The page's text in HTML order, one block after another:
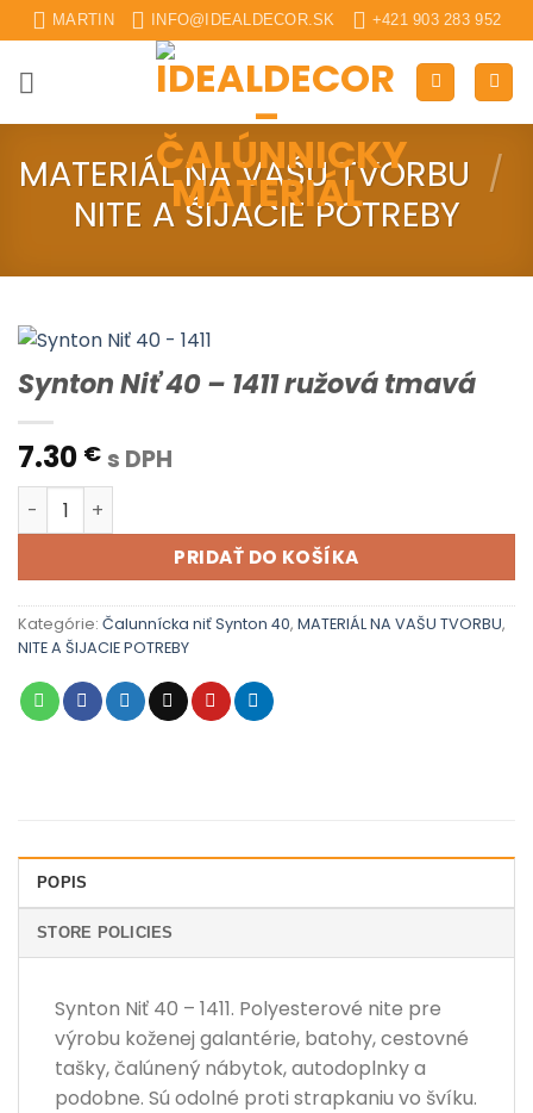
Skip
to
content
MARTIN INFO@IDEALDECOR.SK +421 903 283 952
MATERIÁL NA VAŠU TVORBU /
NITE A ŠIJACIE POTREBY
Synton Niť 40 – 1411 ružová tmavá
7.30 € s DPH
množstvo Synton Niť 40 - 1411 ružová tmavá
PRIDAŤ DO KOŠÍKA
Kategórie: Čalunnícka niť Synton 40, MATERIÁL NA VAŠU TVORBU,
NITE A ŠIJACIE POTREBY
POPIS
STORE POLICIES
Synton Niť 40 – 1411. Polyesterové nite pre
výrobu koženej galantérie, batohy, cestovné
tašky, čalúnený nábytok, autodoplnky a
podobne. Sú odolné proti strapkaniu vo švíku.